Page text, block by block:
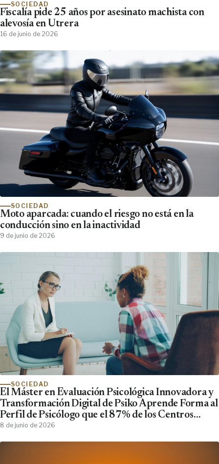
SOCIEDAD
Fiscalía pide 25 años por asesinato machista con
alevosía en Utrera
16 de junio de 2026
SOCIEDAD
Moto aparcada: cuando el riesgo no está en la
conducción sino en la inactividad
9 de junio de 2026
SOCIEDAD
El Máster en Evaluación Psicológica Innovadora y
Transformación Digital de Psiko Aprende Forma al
Perfil de Psicólogo que el 87% de los Centros
Clínicos Demanda y No Encuentra
8 de junio de 2026